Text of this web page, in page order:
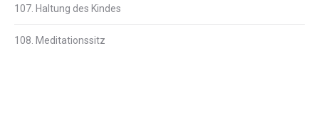
107. Haltung des Kindes
108. Meditationssitz